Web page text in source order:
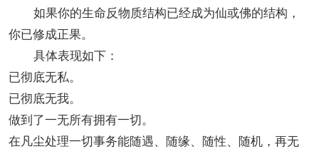
如果你的生命反物质结构已经成为仙或佛的结构，
你已修成正果。
具体表现如下：
已彻底无私。
已彻底无我。
做到了一无所有拥有一切。
在凡尘处理一切事务能随遇、随缘、随性、随机，再无